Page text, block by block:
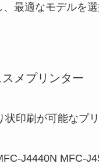
最適なモデルを
メプリンター
状印刷が可能なプ
J4440N MFC-